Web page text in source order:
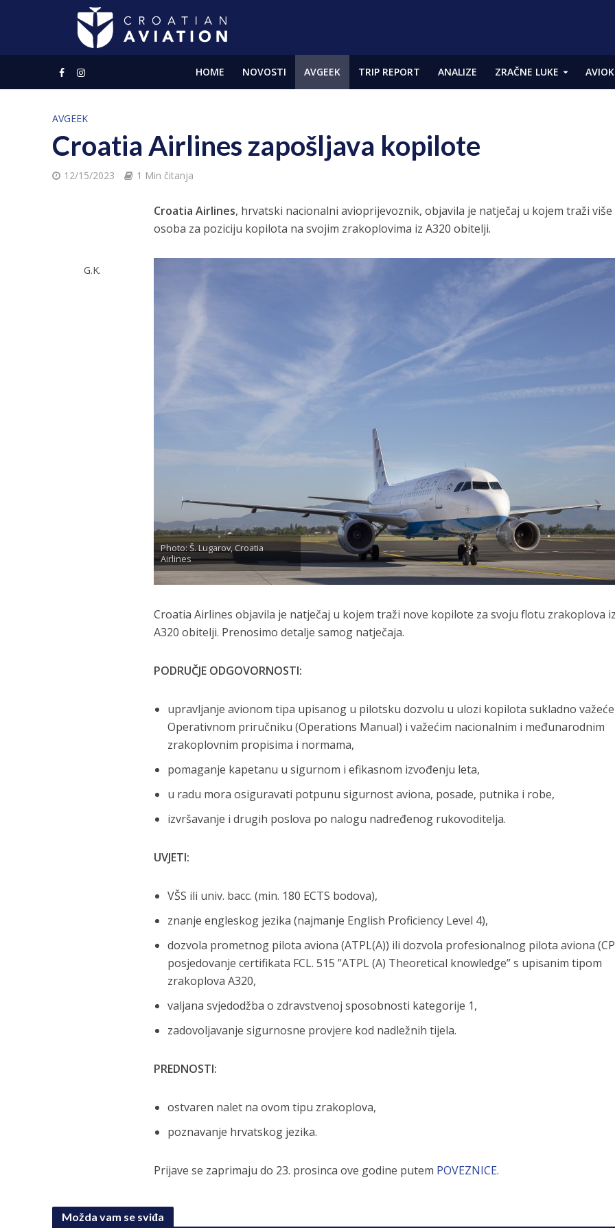
HOME NOVOSTI AVGEEK TRIP REPORT ANALIZE ZRAČNE LUKE
AVGEEK
Croatia Airlines zapošljava kopilote
12/15/2023 1 Min čitanja
G.K.
Croatia Airlines, hrvatski nacionalni avioprijevoznik, objavila je natječaj u kojem traži više
osoba za poziciju kopilota na svojim zrakoplovima iz A320 obitelji.
Photo: Š. Lugarov, Croatia
Airlines
Croatia Airlines objavila je natječaj u kojem traži nove kopilote za svoju flotu zrakoplova
A320 obitelji. Prenosimo detalje samog natječaja.
PODRUČJE ODGOVORNOSTI:
upravljanje avionom tipa upisanog u pilotsku dozvolu u ulozi kopilota sukladno
Operativnom priručniku (Operations Manual) i važećim nacionalnim i međunarodnim
zrakoplovnim propisima i normama,
pomaganje kapetanu u sigurnom i efikasnom izvođenju leta,
u radu mora osiguravati potpunu sigurnost aviona, posade, putnika i robe,
izvršavanje i drugih poslova po nalogu nadređenog rukovoditelja.
UVJETI:
VŠS ili univ. bacc. (min. 180 ECTS bodova),
znanje engleskog jezika (najmanje English Proficiency Level 4),
dozvola prometnog pilota aviona (ATPL(A)) ili dozvola profesionalnog pilota aviona
posjedovanje certifikata FCL. 515 ”ATPL (A) Theoretical knowledge” s upisanim tipom
zrakoplova A320,
valjana svjedodžba o zdravstvenoj sposobnosti kategorije 1,
zadovoljavanje sigurnosne provjere kod nadležnih tijela.
PREDNOSTI:
ostvaren nalet na ovom tipu zrakoplova,
poznavanje hrvatskog jezika.
Prijave se zaprimaju do 23. prosinca ove godine putem POVEZNICE.
Možda vam se sviđa